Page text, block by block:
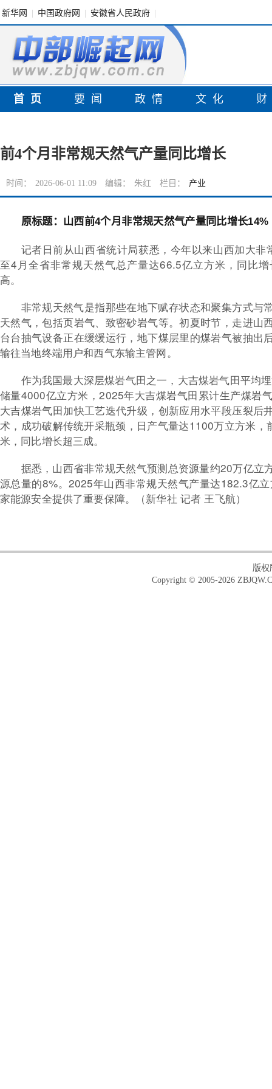
新华网 中国政府网 安徽省人民政府
首页 要闻 政情 文化
前4个月非常规天然气产量同比增长
时间： 2026-06-01 11:09 编辑： 朱红 栏目： 产业
原标题：山西前4个月非常规天然气产量同比增长14%
记者日前从山西省统计局获悉，今年以来山西加大
至4月全省非常规天然气总产量达66.5亿立方米，同比
高。
非常规天然气是指那些在地下赋存状态和聚集方式与
天然气，包括页岩气、致密砂岩气等。初夏时节，走进山
台台抽气设备正在缓缓运行，地下煤层里的煤岩气被抽出
输往当地终端用户和西气东输主管网。
作为我国最大深层煤岩气田之一，大吉煤岩气田平均
储量4000亿立方米，2025年大吉煤岩气田累计生产煤岩
大吉煤岩气田加快工艺迭代升级，创新应用水平段压裂后
术，成功破解传统开采瓶颈，日产气量达1100万立方米
米，同比增长超三成。
据悉，山西省非常规天然气预测总资源量约20万亿立
源总量的8%。2025年山西非常规天然气产量达182.3亿
家能源安全提供了重要保障。（新华社 记者 王飞航）
版权
Copyright © 2005-2026